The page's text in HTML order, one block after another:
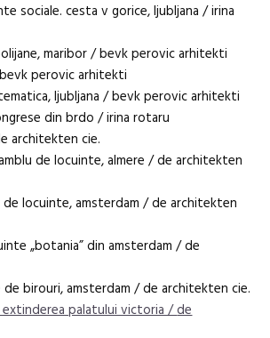
sociale. cesta v gorice, ljubljana / irina
maribor / bevk perovic arhitekti
perovic arhitekti
ljubljana / bevk perovic arhitekti
din brdo / irina rotaru
architekten cie.
de locuinte, almere / de architekten
de locuinte, amsterdam / de architekten
„botania” din amsterdam / de
de birouri, amsterdam / de architekten cie.
extinderea palatului victoria /de